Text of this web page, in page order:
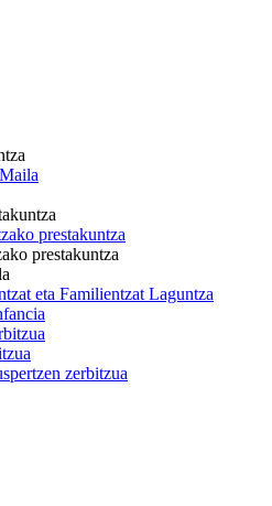
prestakuntza
prestakuntza
eta Familientzat Laguntza
zerbitzua